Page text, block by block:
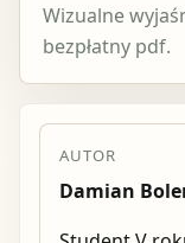
Wizualne
bezpłatny pdf.
AUTOR
Damian